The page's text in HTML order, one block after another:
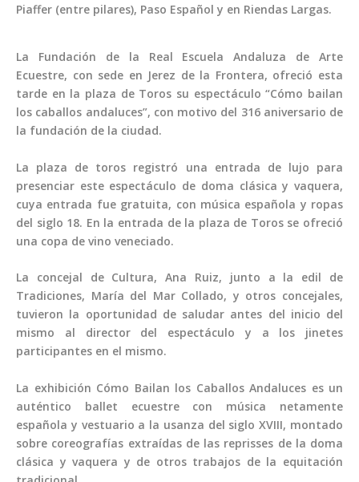
Piaffer (entre pilares), Paso Español y en Riendas Largas.
La Fundación de la Real Escuela Andaluza de Arte
Ecuestre, con sede en Jerez de la Frontera, ofreció esta
tarde en la plaza de Toros su espectáculo “Cómo bailan
los caballos andaluces”, con motivo del 316 aniversario de
la fundación de la ciudad.
La plaza de toros registró una entrada de lujo para
presenciar este espectáculo de doma clásica y vaquera,
cuya entrada fue gratuita, con música española y ropas
del siglo 18. En la entrada de la plaza de Toros se ofreció
una copa de vino veneciado.
La concejal de Cultura, Ana Ruiz, junto a la edil de
Tradiciones, María del Mar Collado, y otros concejales,
tuvieron la oportunidad de saludar antes del inicio del
mismo al director del espectáculo y a los jinetes
participantes en el mismo.
La exhibición Cómo Bailan los Caballos Andaluces es un
auténtico ballet ecuestre con música netamente
española y vestuario a la usanza del siglo XVIII, montado
sobre coreografías extraídas de las reprisses de la doma
clásica y vaquera y de otros trabajos de la equitación